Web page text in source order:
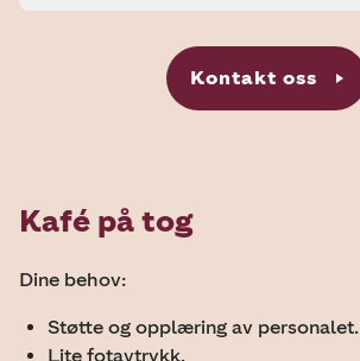
Kontakt oss
Kafé på tog
Dine behov:
Støtte og opplæring av personalet.
Lite fotavtrykk.